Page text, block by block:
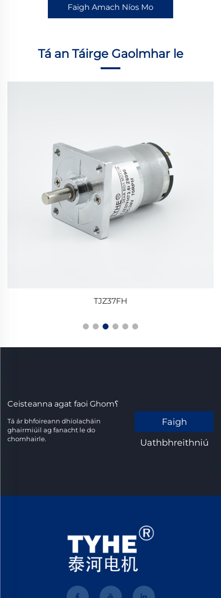
Faigh Amach Níos Mo
Tá an Táirge Gaolmhar le
TJZ37FH
Ceisteanna agat faoi Ghom؟
Tá ár bhfoireann dhíolacháin
ghairmiúil ag fanacht le do
chomhairle.
Faigh
Uathbhreithniú